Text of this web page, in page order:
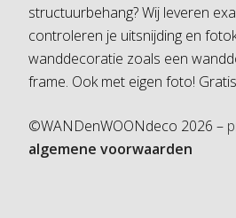
structuurbehang? Wij leveren
controleren je uitsnijding en
wanddecoratie zoals een
frame. Ook met eigen foto!
©WANDenWOONdeco 2026 –
algemene voorwaarden